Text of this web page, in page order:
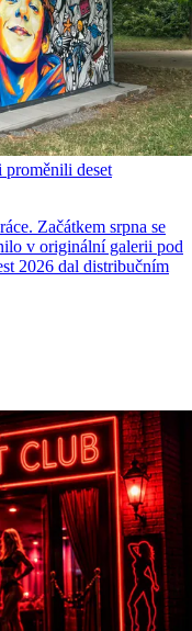
deset
Začátkem srpna se
v originální galerii pod
2026 dal distribučním